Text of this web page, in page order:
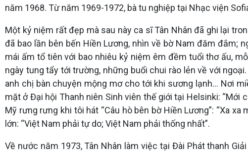
năm 1968. Từ năm 1969-1972, bà tu nghiệp tại Nhạc viện
Một kỷ niệm rất đẹp mà sau này ca sĩ Tân Nhân đã ghi lại
đã bao lần bên bến Hiền Lương, nhìn về bờ Nam đăm đắm;
mái ấm tổ tiên với bao nhiêu kỷ niệm êm đềm tuổi thơ ấu,
ngày tung tẩy tới trường, những buổi chui rào lẻn về với
anh chị bàn chuyện mộng mơ cho tới khi sương lạnh… Nơi
mặt ở Đại hội Thanh niên Sinh viên thế giới tại Helsinki: “Mới
Mỹ rưng rưng khi tôi hát “Câu hò bên bờ Hiền Lương”: “Xa
lớn: “Việt Nam phải tự do; Việt Nam phải thống nhất”.
Về nước năm 1973, Tân Nhân làm việc tại Đài Phát thanh